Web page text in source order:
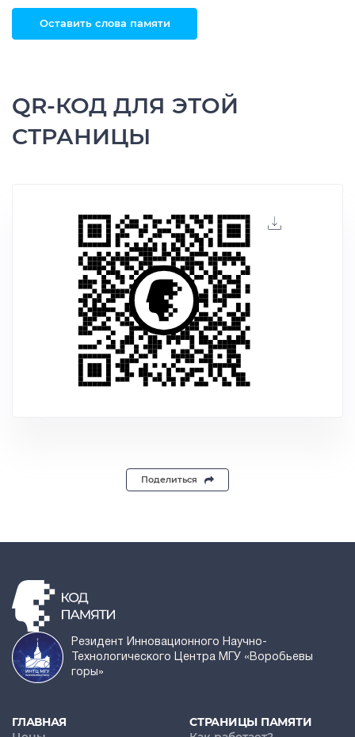
Оставить слова памяти
QR-КОД ДЛЯ ЭТОЙ
СТРАНИЦЫ
Поделиться
Резидент Инновационного Научно-
Технологического Центра МГУ «Воробьевы
горы»
ГЛАВНАЯ
СТРАНИЦЫ ПАМЯТИ